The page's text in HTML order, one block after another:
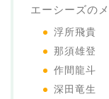
エーシーズの
浮所飛貴
那須雄登
作間龍斗
深田竜生